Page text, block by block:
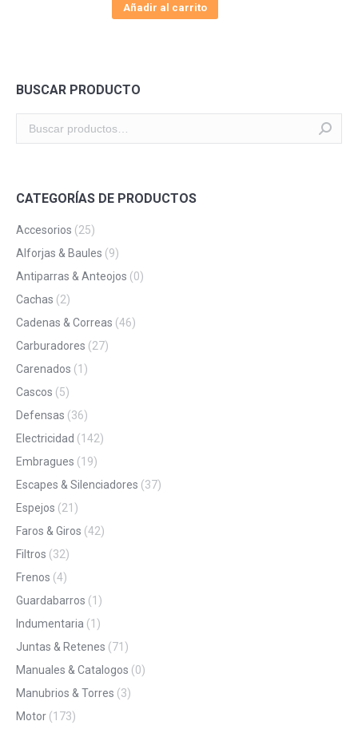
Añadir al carrito
BUSCAR PRODUCTO
CATEGORÍAS DE PRODUCTOS
Accesorios (25)
Alforjas & Baules (9)
Antiparras & Anteojos (0)
Cachas (2)
Cadenas & Correas (46)
Carburadores (27)
Carenados (1)
Cascos (5)
Defensas (36)
Electricidad (142)
Embragues (19)
Escapes & Silenciadores (37)
Espejos (21)
Faros & Giros (42)
Filtros (32)
Frenos (4)
Guardabarros (1)
Indumentaria (1)
Juntas & Retenes (71)
Manuales & Catalogos (0)
Manubrios & Torres (3)
Motor (173)